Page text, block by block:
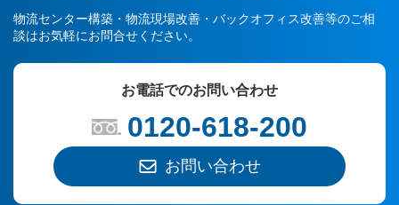
物流センター構築・物流現場改善・バックオフィス改善等のご相
談はお気軽にお問合せください。
お電話でのお問い合わせ
0120-618-200
お問い合わせ